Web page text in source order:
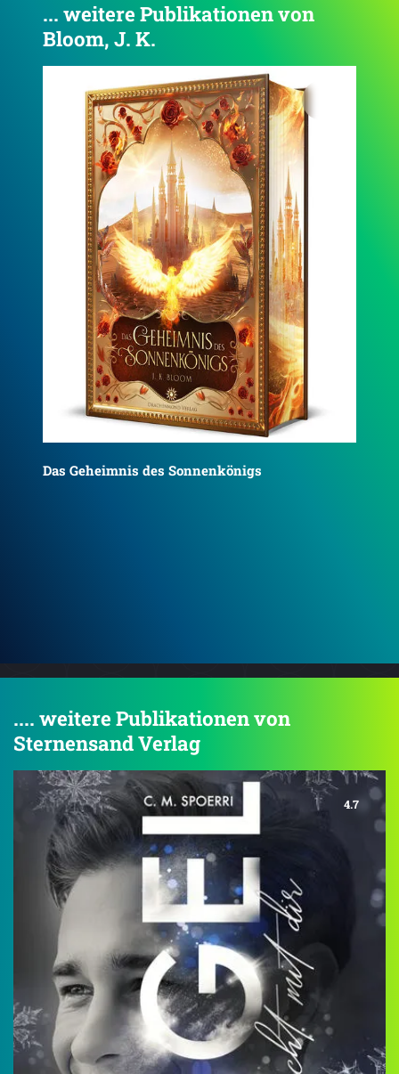
... weitere Publikationen von
Bloom, J. K.
.... weitere Publikationen von
Sternensand Verlag
4.7